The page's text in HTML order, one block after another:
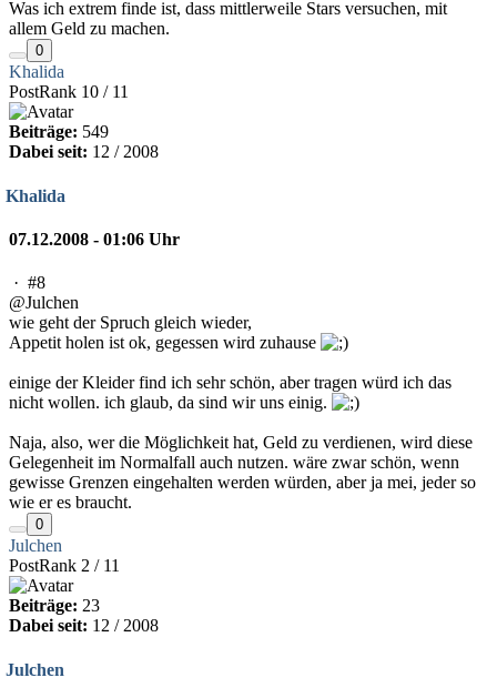
Was ich extrem finde ist, dass mittlerweile Stars versuchen, mit
allem Geld zu machen.
0
Khalida
PostRank 10 / 11
Beiträge: 549
Dabei seit: 12 / 2008
Khalida
07.12.2008 - 01:06 Uhr
· #8
@Julchen
wie geht der Spruch gleich wieder,
Appetit holen ist ok, gegessen wird zuhause
einige der Kleider find ich sehr schön, aber tragen würd ich das
nicht wollen. ich glaub, da sind wir uns einig.
Naja, also, wer die Möglichkeit hat, Geld zu verdienen, wird diese
Gelegenheit im Normalfall auch nutzen. wäre zwar schön, wenn
gewisse Grenzen eingehalten werden würden, aber ja mei, jeder so
wie er es braucht.
0
Julchen
PostRank 2 / 11
Beiträge: 23
Dabei seit: 12 / 2008
Julchen